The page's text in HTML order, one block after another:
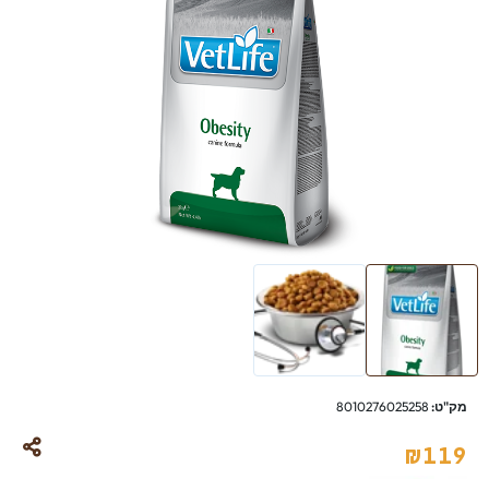
מק"ט: 8010276025258
₪119